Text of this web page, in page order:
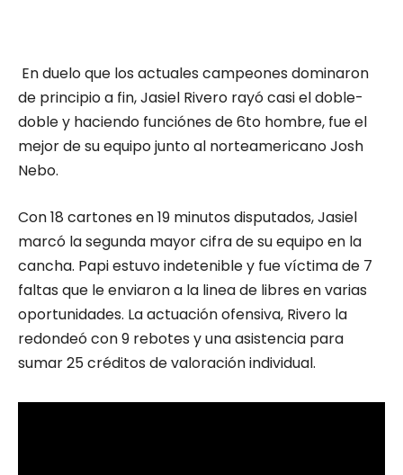
En duelo que los actuales campeones dominaron
de principio a fin, Jasiel Rivero rayó casi el doble-
doble y haciendo funciónes de 6to hombre, fue el
mejor de su equipo junto al norteamericano Josh
Nebo.
Con 18 cartones en 19 minutos disputados, Jasiel
marcó la segunda mayor cifra de su equipo en la
cancha. Papi estuvo indetenible y fue víctima de 7
faltas que le enviaron a la linea de libres en varias
oportunidades. La actuación ofensiva, Rivero la
redondeó con 9 rebotes y una asistencia para
sumar 25 créditos de valoración individual.